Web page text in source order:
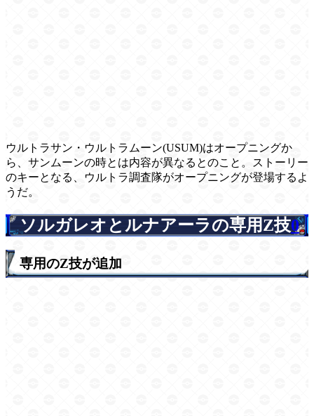
ウルトラサン・ウルトラムーン(USUM)はオープニングか
ら、サンムーンの時とは内容が異なるとのこと。ストーリー
のキーとなる、ウルトラ調査隊がオープニングが登場するよ
うだ。
ソルガレオとルナアーラの専用Z技0
専用のZ技が追加